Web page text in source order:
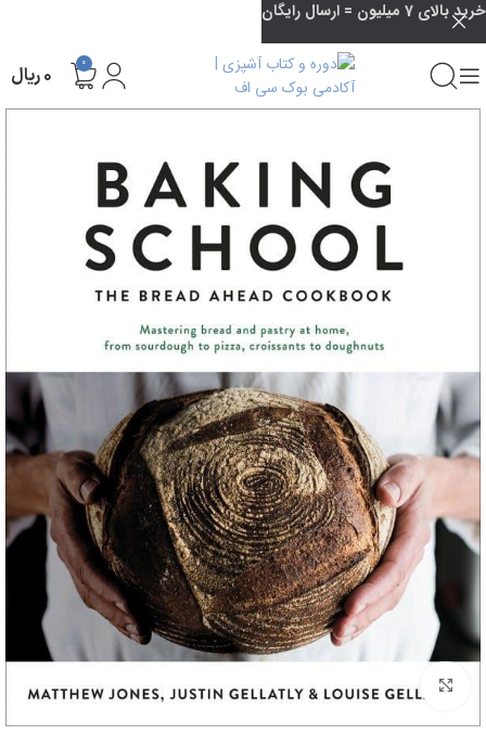
0 ۰ریال
بزرگنمایی تصویر
خرید بالای 7 میلیون = ارسال رایگان